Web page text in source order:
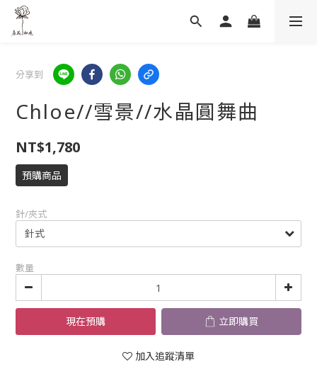
分享到
Chloe//雪景//水晶圓舞曲
NT$1,780
預購商品
針/夾式
數量
現在預購 立即購買
加入追蹤清單